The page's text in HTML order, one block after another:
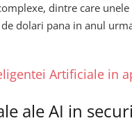
dintre care
dolari pana in anul
Artificiale in
ale AI in